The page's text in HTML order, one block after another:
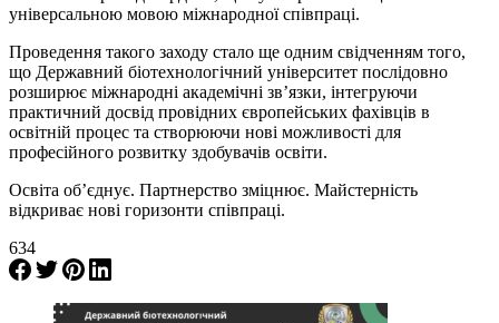
універсальною мовою міжнародної співпраці.
Проведення такого заходу стало ще одним свідченням того,
що Державний біотехнологічний університет послідовно
розширює міжнародні академічні зв’язки, інтегруючи
практичний досвід провідних європейських фахівців в
освітній процес та створюючи нові можливості для
професійного розвитку здобувачів освіти.
Освіта об’єднує. Партнерство зміцнює. Майстерність
відкриває нові горизонти співпраці.
634